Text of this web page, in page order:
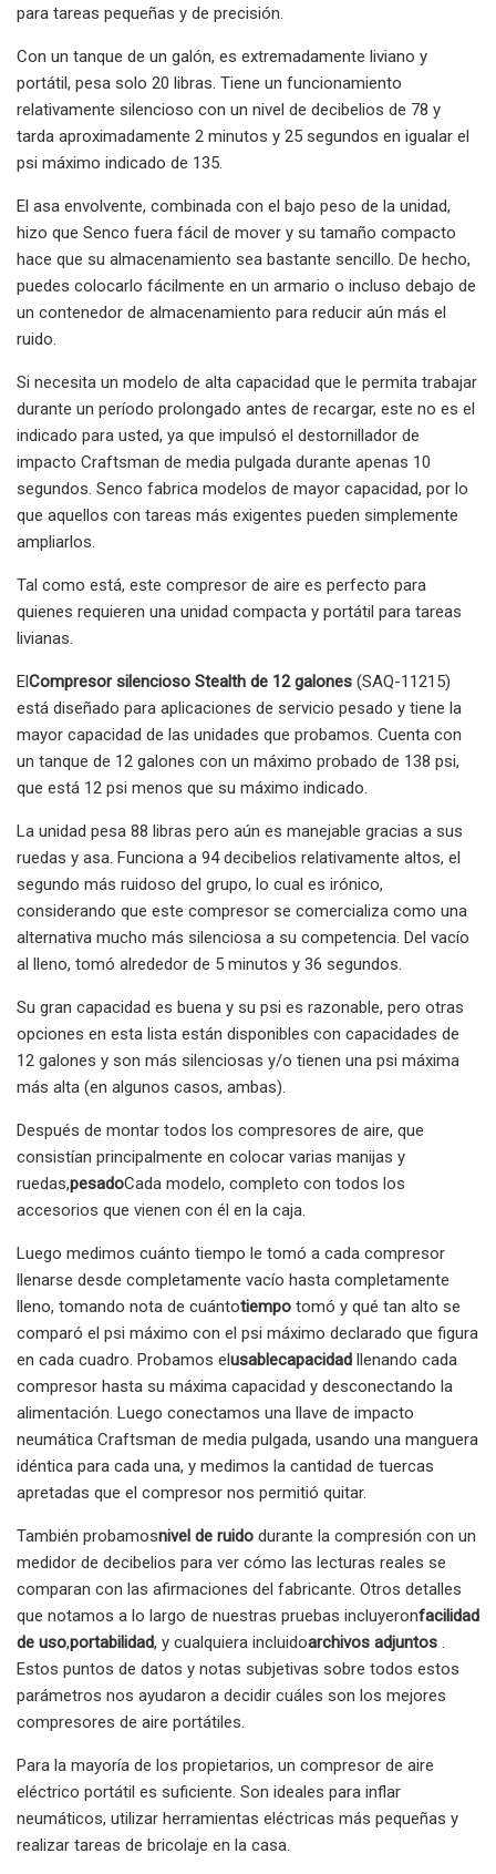
para tareas pequeñas y de precisión.
Con un tanque de un galón, es extremadamente liviano y
portátil, pesa solo 20 libras. Tiene un funcionamiento
relativamente silencioso con un nivel de decibelios de 78 y
tarda aproximadamente 2 minutos y 25 segundos en igualar el
psi máximo indicado de 135.
El asa envolvente, combinada con el bajo peso de la unidad,
hizo que Senco fuera fácil de mover y su tamaño compacto
hace que su almacenamiento sea bastante sencillo. De hecho,
puedes colocarlo fácilmente en un armario o incluso debajo de
un contenedor de almacenamiento para reducir aún más el
ruido.
Si necesita un modelo de alta capacidad que le permita trabajar
durante un período prolongado antes de recargar, este no es el
indicado para usted, ya que impulsó el destornillador de
impacto Craftsman de media pulgada durante apenas 10
segundos. Senco fabrica modelos de mayor capacidad, por lo
que aquellos con tareas más exigentes pueden simplemente
ampliarlos.
Tal como está, este compresor de aire es perfecto para
quienes requieren una unidad compacta y portátil para tareas
livianas.
ElCompresor silencioso Stealth de 12 galones (SAQ-11215)
está diseñado para aplicaciones de servicio pesado y tiene la
mayor capacidad de las unidades que probamos. Cuenta con
un tanque de 12 galones con un máximo probado de 138 psi,
que está 12 psi menos que su máximo indicado.
La unidad pesa 88 libras pero aún es manejable gracias a sus
ruedas y asa. Funciona a 94 decibelios relativamente altos, el
segundo más ruidoso del grupo, lo cual es irónico,
considerando que este compresor se comercializa como una
alternativa mucho más silenciosa a su competencia. Del vacío
al lleno, tomó alrededor de 5 minutos y 36 segundos.
Su gran capacidad es buena y su psi es razonable, pero otras
opciones en esta lista están disponibles con capacidades de
12 galones y son más silenciosas y/o tienen una psi máxima
más alta (en algunos casos, ambas).
Después de montar todos los compresores de aire, que
consistían principalmente en colocar varias manijas y
ruedas,pesadoCada modelo, completo con todos los
accesorios que vienen con él en la caja.
Luego medimos cuánto tiempo le tomó a cada compresor
llenarse desde completamente vacío hasta completamente
lleno, tomando nota de cuántotiempo tomó y qué tan alto se
comparó el psi máximo con el psi máximo declarado que figura
en cada cuadro. Probamos elusablecapacidad llenando cada
compresor hasta su máxima capacidad y desconectando la
alimentación. Luego conectamos una llave de impacto
neumática Craftsman de media pulgada, usando una manguera
idéntica para cada una, y medimos la cantidad de tuercas
apretadas que el compresor nos permitió quitar.
También probamosnivel de ruido durante la compresión con un
medidor de decibelios para ver cómo las lecturas reales se
comparan con las afirmaciones del fabricante. Otros detalles
que notamos a lo largo de nuestras pruebas incluyeronfacilidad
de uso,portabilidad, y cualquiera incluidoarchivos adjuntos .
Estos puntos de datos y notas subjetivas sobre todos estos
parámetros nos ayudaron a decidir cuáles son los mejores
compresores de aire portátiles.
Para la mayoría de los propietarios, un compresor de aire
eléctrico portátil es suficiente. Son ideales para inflar
neumáticos, utilizar herramientas eléctricas más pequeñas y
realizar tareas de bricolaje en la casa.